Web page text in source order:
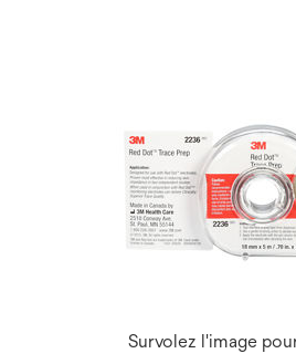
Survolez l'image